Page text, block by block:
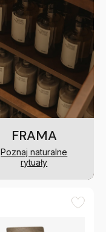
FRAMA
Poznaj naturalne
rytuały